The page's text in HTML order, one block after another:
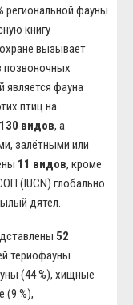
региональной фауны
книгу
вызывает
позвоночных
является фауна
птиц на
130 видов, а
залётными или
11 видов, кроме
(IUCN) глобально
дятел.
52
териофауны
(44 %), хищные
(9 %),